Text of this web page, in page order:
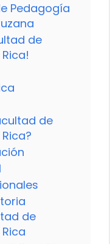
Pedagogía
de
de
de